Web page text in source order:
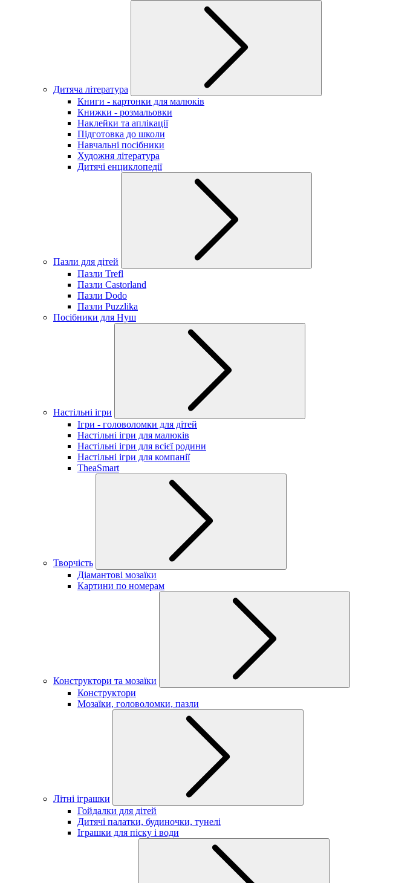
Дитяча література
Книги - картонки для малюків
Книжки - розмальовки
Наклейки та аплікації
Підготовка до школи
Навчальні посібники
Художня література
Дитячі енциклопедії
Пазли для дітей
Пазли Trefl
Пазли Castorland
Пазли Dodo
Пазли Puzzlika
Посібники для Нуш
Настільні ігри
Ігри - головоломки для дітей
Настільні ігри для малюків
Настільні ігри для всієї родини
Настільні ігри для компанії
TheaSmart
Творчість
Діамантові мозаїки
Картини по номерам
Конструктори та мозаїки
Конструктори
Мозаїки, головоломки, пазли
Літні іграшки
Гойдалки для дітей
Дитячі палатки, будиночки, тунелі
Іграшки для піску і води